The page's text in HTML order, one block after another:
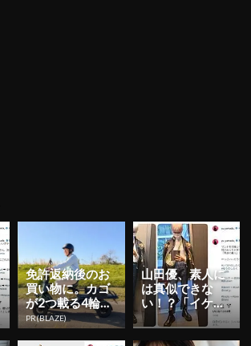
免許返納後のお
買い物に。カゴ
が2つ載る4輪シ
ニアカー
PR(BLAZE)
山田優、素人に
は真似できな
い！？「イケメ
ンすぎる」私服
ショット公開